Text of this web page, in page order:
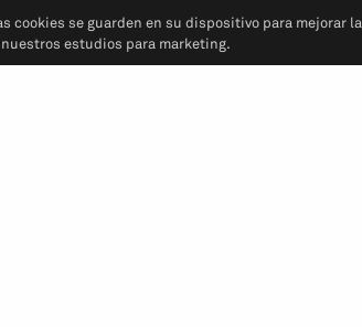
cookies se guarden en su dispositivo para mejorar la
estudios para marketing.